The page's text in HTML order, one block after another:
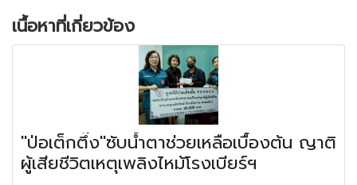
เนื้อหาที่เกี่ยวข้อง
"ป่อเต็กตึ๊ง"ซับน้ำตาช่วยเหลือเบื้องต้น ญาติ
ผู้เสียชีวิตเหตุเพลิงไหม้โรงเบียร์ฯ